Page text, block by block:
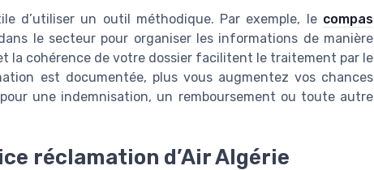
d’utiliser un outil méthodique. Par exemple, le compas
le secteur pour organiser les informations de manière
la cohérence de votre dossier facilitent le traitement par le
est documentée, plus vous augmentez vos chances
une indemnisation, un remboursement ou toute autre
réclamation d’Air Algérie